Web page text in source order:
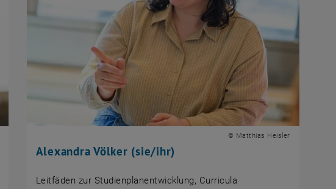
Alexandra Völker (sie/ihr)
© Matthias Heisler
Leitfäden zur Studienplanentwicklung, Curricula